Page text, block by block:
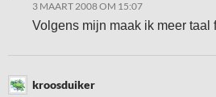
3 MAART 2008 OM 15:07
Volgens mijn maak ik meer taal
kroosduiker